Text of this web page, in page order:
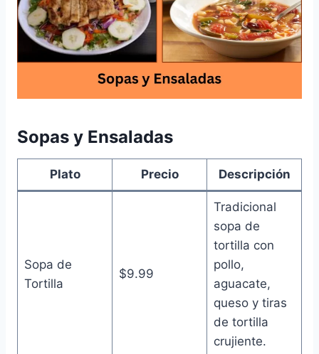
Sopas y Ensaladas
Plato Precio Descripción
Sopa de
Tortilla
$9.99
Tradicional
sopa de
tortilla con
pollo,
aguacate,
queso y tiras
de tortilla
crujiente.